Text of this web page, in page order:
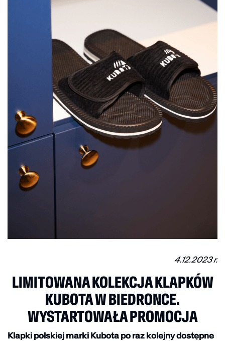
4.12.2023 r.
LIMITOWANA KOLEKCJA KLAPKÓW
KUBOTA W BIEDRONCE.
WYSTARTOWAŁA PROMOCJA
Klapki polskiej marki Kubota po raz kolejny dostępne